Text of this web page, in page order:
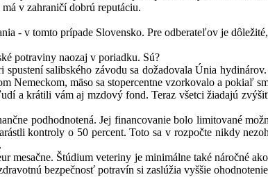
v zahraničí dobrú reputáciu.
- v tomto prípade Slovensko. Pre odberateľov je
potraviny naozaj v poriadku. Sú?
salibského závodu sa dožadovala Únia
Nemeckom, mäso sa stopercentne vzorkovalo a pokiaľ
a krátili vám aj mzdový fond. Teraz všetci žiadajú
podhodnotená. Jej financovanie bolo limitované
kontroly o 50 percent. Toto sa v rozpočte nikdy
mesačne. Štúdium veteriny je minimálne také náročné
bezpečnosť potravín si zaslúžia vyššie